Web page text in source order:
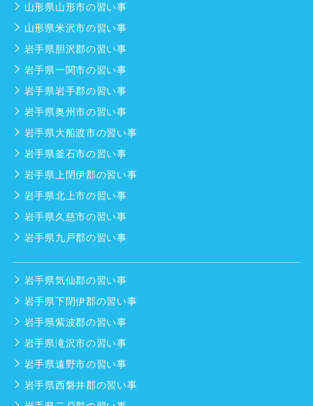
山形県山形市の習い事
山形県米沢市の習い事
岩手県胆沢郡の習い事
岩手県一関市の習い事
岩手県岩手郡の習い事
岩手県奥州市の習い事
岩手県大船渡市の習い事
岩手県釜石市の習い事
岩手県上閉伊郡の習い事
岩手県北上市の習い事
岩手県久慈市の習い事
岩手県九戸郡の習い事
岩手県気仙郡の習い事
岩手県下閉伊郡の習い事
岩手県紫波郡の習い事
岩手県滝沢市の習い事
岩手県遠野市の習い事
岩手県西磐井郡の習い事